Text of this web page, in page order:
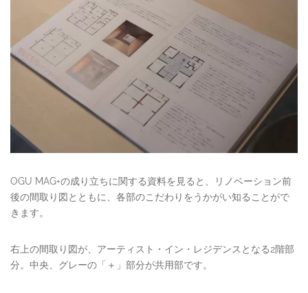
OGU MAG+の成り立ちに関する資料を見ると、リノベーション前
後の間取り図とともに、各部のこだわりをうかがい知ることがで
きます。
右上の間取り図が、アーティスト・イン・レジデンスとなる2階部
分。中央、グレーの「＋」部分が共用部です。